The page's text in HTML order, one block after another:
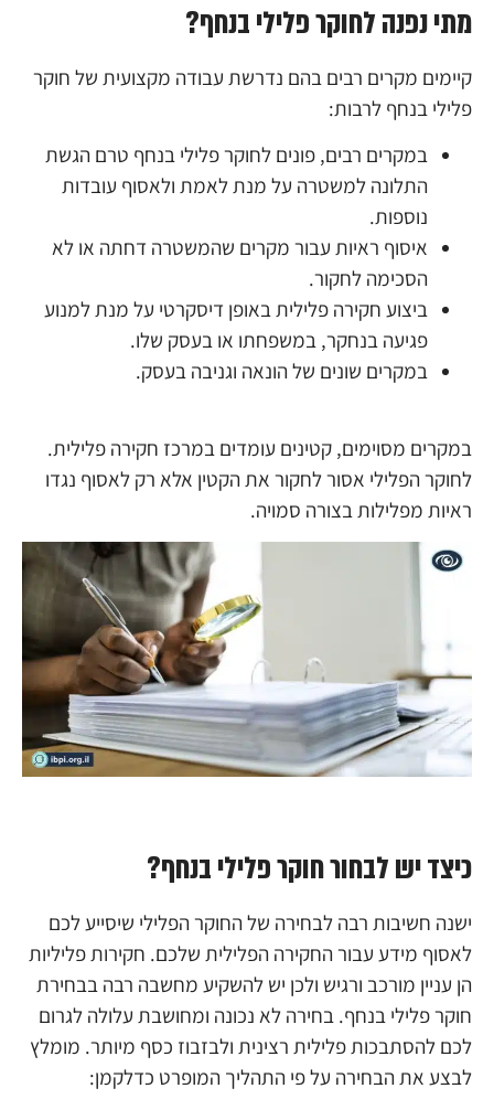
מתי נפנה לחוקר פלילי בנחף?
קיימים מקרים רבים בהם נדרשת עבודה מקצועית של חוקר
פלילי בנחף לרבות:
במקרים רבים, פונים לחוקר פלילי בנחף טרם הגשת
התלונה למשטרה על מנת לאמת ולאסוף עובדות
נוספות.
איסוף ראיות עבור מקרים שהמשטרה דחתה או לא
הסכימה לחקור.
ביצוע חקירה פלילית באופן דיסקרטי על מנת למנוע
פגיעה בנחקר, במשפחתו או בעסק שלו.
במקרים שונים של הונאה וגניבה בעסק.
במקרים מסוימים, קטינים עומדים במרכז חקירה פלילית.
לחוקר הפלילי אסור לחקור את הקטין אלא רק לאסוף נגדו
ראיות מפלילות בצורה סמויה.
כיצד יש לבחור חוקר פלילי בנחף?
ישנה חשיבות רבה לבחירה של החוקר הפלילי שיסייע לכם
לאסוף מידע עבור החקירה הפלילית שלכם. חקירות פליליות
הן עניין מורכב ורגיש ולכן יש להשקיע מחשבה רבה בבחירת
חוקר פלילי בנחף. בחירה לא נכונה ומחושבת עלולה לגרום
לכם להסתבכות פלילית רצינית ולבזבוז כסף מיותר. מומלץ
לבצע את הבחירה על פי התהליך המופרט כדלקמן: